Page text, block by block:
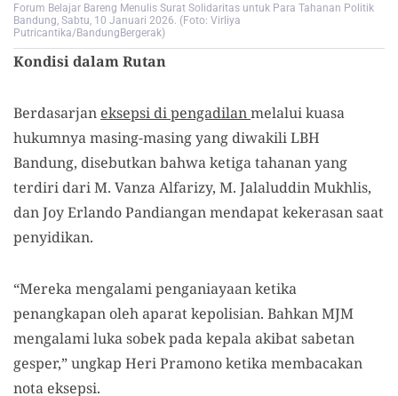
Forum Belajar Bareng Menulis Surat Solidaritas untuk Para Tahanan Politik
Bandung, Sabtu, 10 Januari 2026. (Foto: Virliya
Putricantika/BandungBergerak)
Kondisi dalam Rutan
Berdasarjan eksepsi di pengadilanmelalui kuasa
hukumnya masing-masing yang diwakili LBH
Bandung, disebutkan bahwa ketiga tahanan yang
terdiri dari M. Vanza Alfarizy, M. Jalaluddin Mukhlis,
dan Joy Erlando Pandiangan mendapat kekerasan saat
penyidikan.
“Mereka mengalami penganiayaan ketika
penangkapan oleh aparat kepolisian. Bahkan MJM
mengalami luka sobek pada kepala akibat sabetan
gesper,” ungkap Heri Pramono ketika membacakan
nota eksepsi.